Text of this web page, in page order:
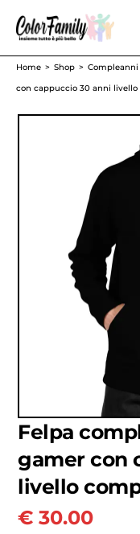
Home Shop Compleanni
con cappuccio 30 anni
Felpa
gamer con
livello
€ 30.00